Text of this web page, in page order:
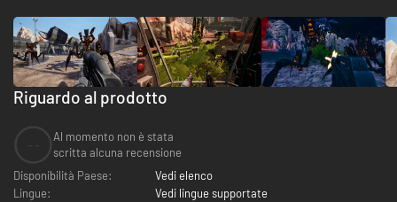
Riguardo al prodotto
Al momento non è stata
scritta alcuna recensione
Disponibilità Paese:
Vedi elenco
Lingue:
Vedi lingue supportate